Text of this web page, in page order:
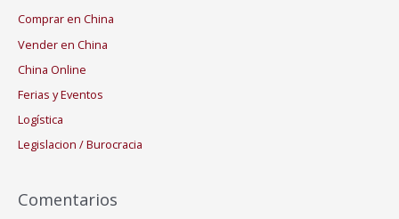
Comprar en China
Vender en China
China Online
Ferias y Eventos
Logística
Legislacion / Burocracia
Comentarios